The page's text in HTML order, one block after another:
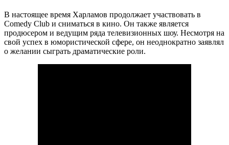
В настоящее время Харламов продолжает участвовать в
Comedy Club и сниматься в кино. Он также является
продюсером и ведущим ряда телевизионных шоу. Несмотря на
свой успех в юмористической сфере, он неоднократно заявлял
о желании сыграть драматические роли.